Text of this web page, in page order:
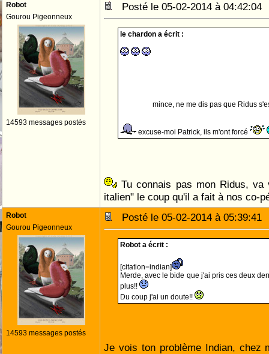
Robot
Gourou Pigeonneux
14593 messages postés
Posté le 05-02-2014 à
le chardon a écrit :
mince, ne me dis pas que Ridus
excuse-moi Patrick, ils m'ont forcé
Tu connais pas mon Ridus,
italien" le coup qu'il a fait à nos co-
Robot
Gourou Pigeonneux
14593 messages postés
Posté le 05-02-2014 à
Robot a écrit :
[citation=indian]
Merde, avec le bide que j'ai pris ces deux
plus!!
Du coup j'ai un doute!!
Je vois ton problème Indian, chez